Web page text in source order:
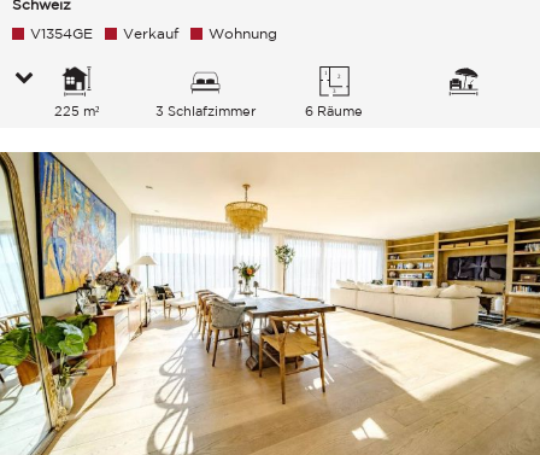
Schweiz
V1354GE
Verkauf Wohnung
225 m² 3 Schlafzimmer 6 Räume